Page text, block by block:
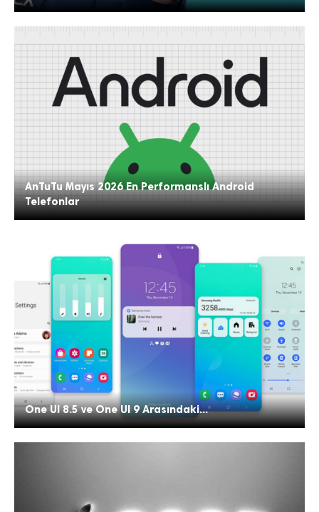
AnTuTu Mayıs 2026 En Performanslı Android
Telefonlar
One UI 8.5 ve One UI 9 Arasındaki...